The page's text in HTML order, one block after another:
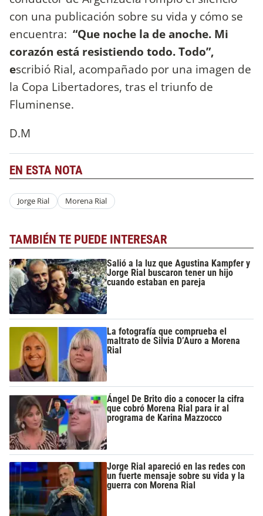
con una publicación sobre su vida y cómo se
encuentra: “Que noche la de anoche. Mi
corazón está resistiendo todo. Todo”,
escribió Rial, acompañado por una imagen de
la Copa Libertadores, tras el triunfo de
Fluminense.
D.M
EN ESTA NOTA
Jorge Rial Morena Rial
TAMBIÉN TE PUEDE INTERESAR
Salió a la luz que Agustina Kampfer y
Jorge Rial buscaron tener un hijo
cuando estaban en pareja
La fotografía que comprueba el
maltrato de Silvia D’Auro a Morena
Rial
Ángel De Brito dio a conocer la cifra
que cobró Morena Rial para ir al
programa de Karina Mazzocco
Jorge Rial apareció en las redes con
un fuerte mensaje sobre su vida y la
guerra con Morena Rial